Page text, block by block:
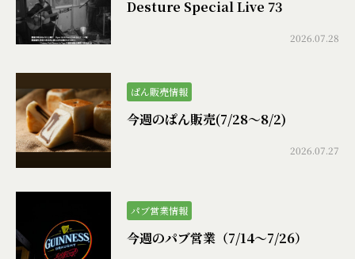
Desture Special Live 73
2026.07.28
ぱん販売情報
今週のぱん販売(7/28〜8/2)
2026.07.27
パブ営業情報
今週のパブ営業（7/14〜7/26）